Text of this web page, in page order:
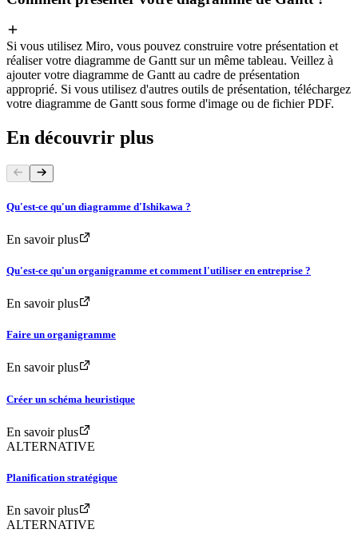
Si vous utilisez Miro, vous pouvez construire votre présentation et
réaliser votre diagramme de Gantt sur un même tableau. Veillez à
ajouter votre diagramme de Gantt au cadre de présentation
approprié. Si vous utilisez d'autres outils de présentation, téléchargez
votre diagramme de Gantt sous forme d'image ou de fichier PDF.
En découvrir plus
Qu'est-ce qu'un diagramme d'Ishikawa ?
En savoir plus
Qu'est-ce qu'un organigramme et comment l'utiliser en entreprise ?
En savoir plus
Faire un organigramme
En savoir plus
Créer un schéma heuristique
En savoir plus
ALTERNATIVE
Planification stratégique
En savoir plus
ALTERNATIVE